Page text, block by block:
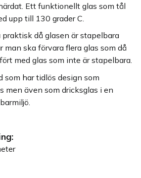
Ett funktionellt glas som tål
upp till 130 grader C.
då glasen är stapelbara
man ska förvara flera glas som då
med glas som inte är stapelbara.
som har tidlös design som
men även som dricksglas i en